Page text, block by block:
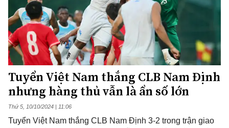
Tuyển Việt Nam thắng CLB Nam Định
nhưng hàng thủ vẫn là ẩn số lớn
Thứ 5, 10/10/2024 | 11:06
Tuyển Việt Nam thắng CLB Nam Định 3-2 trong trận giao